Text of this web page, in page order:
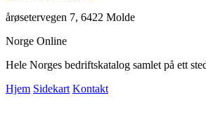
årøsetervegen 7, 6422 Molde
Norge Online
Hele Norges bedriftskatalog samlet på ett
Hjem Sidekart Kontakt